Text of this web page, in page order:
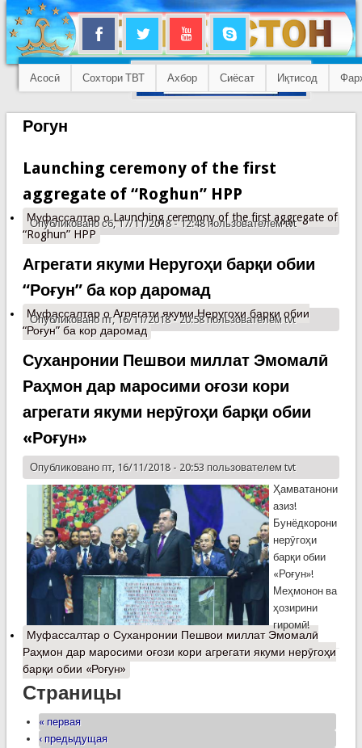
Асосӣ Сохтори ТВТ Ахбор Сиёсат Иқтисод
Рогун
Launching ceremony of the first
aggregate of “Roghun” HPP
Опубликовано сб, 17/11/2018 - 12:48 пользователемtvt
Муфассалтаро Launching ceremony of the first aggregate of
“Roghun” HPP
Агрегати якуми Неругоҳи барқи обии
“Роғун” ба кор даромад
Опубликовано пт, 16/11/2018 - 20:58 пользователемtvt
Муфассалтаро Агрегати якуми Неругоҳи барқи обии
“Роғун” ба кор даромад
Суханронии Пешвои миллат Эмомалӣ
Раҳмон дар маросими оғози кори
агрегати якуми нерӯгоҳи барқи обии
«Роғун»
Опубликовано пт, 16/11/2018 - 20:53 пользователем tvt
Ҳамватанони
азиз!
Бунёдкорони
нерӯгоҳи
барқи обии
«Роғун»!
Меҳмонон ва
ҳозирини
гиромӣ!
Муфассалтаро Суханронии Пешвои миллат Эмомалӣ
Раҳмон дар маросими оғози кори агрегати якуми нерӯгоҳи
барқи обии «Роғун»
Страницы
« первая
‹ предыдущая